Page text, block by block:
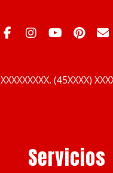
XXXXXXXXX. (45XXXX)
Servicios